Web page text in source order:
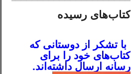
کتاب‌های رسیده
با تشکر از دوستانی که
کتاب‌های خود را برای
رسانه ارسال داشته‌اند.